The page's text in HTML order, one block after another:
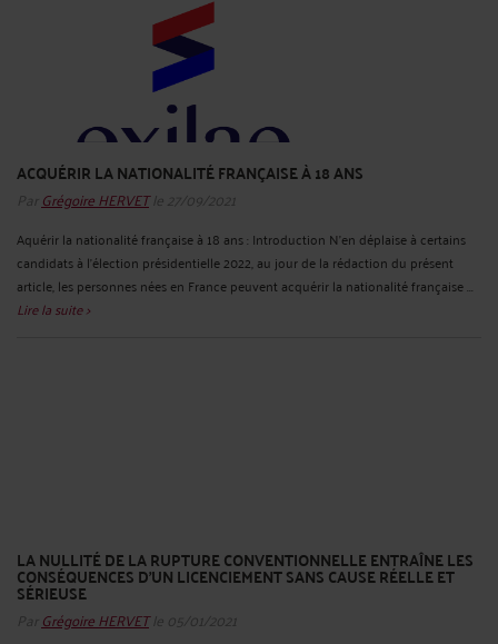
ACQUÉRIR LA NATIONALITÉ FRANÇAISE À 18 ANS
Par Grégoire HERVETle 27/09/2021
Aquérir la nationalité française à 18 ans : Introduction N'en déplaise à certains
candidats à l'élection présidentielle 2022, au jour de la rédaction du présent
article, les personnes nées en France peuvent acquérir la nationalité française ...
Lire la suite >
LA NULLITÉ DE LA RUPTURE CONVENTIONNELLE ENTRAÎNE LES
CONSÉQUENCES D’UN LICENCIEMENT SANS CAUSE RÉELLE ET
SÉRIEUSE
Par Grégoire HERVETle 05/01/2021